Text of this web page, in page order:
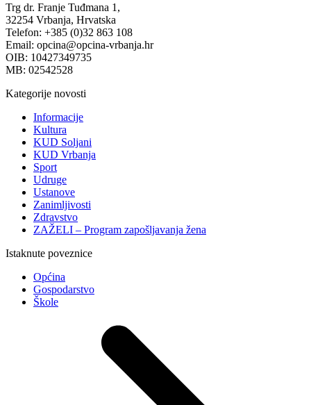
Trg dr. Franje Tuđmana 1,
32254 Vrbanja, Hrvatska
Telefon: +385 (0)32 863 108
Email: opcina@opcina-vrbanja.hr
OIB: 10427349735
MB: 02542528
Kategorije novosti
Informacije
Kultura
KUD Soljani
KUD Vrbanja
Sport
Udruge
Ustanove
Zanimljivosti
Zdravstvo
ZAŽELI – Program zapošljavanja žena
Istaknute poveznice
Općina
Gospodarstvo
Škole